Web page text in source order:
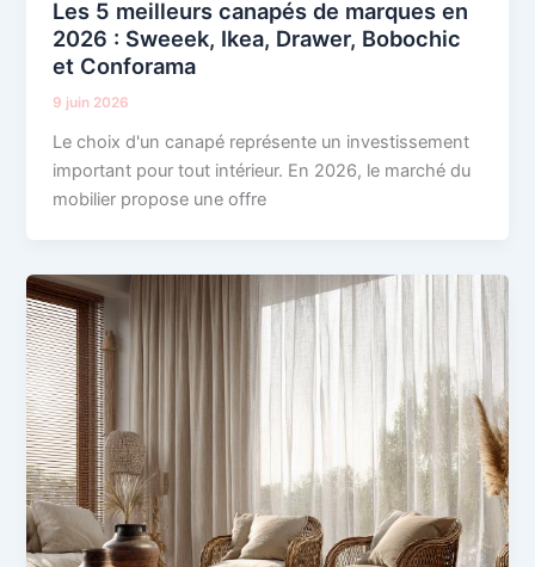
Les 5 meilleurs canapés de marques en
2026 : Sweeek, Ikea, Drawer, Bobochic
et Conforama
9 juin 2026
Le choix d'un canapé représente un investissement
important pour tout intérieur. En 2026, le marché du
mobilier propose une offre